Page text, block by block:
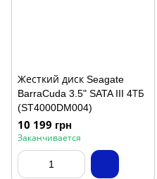
Жесткий диск Seagate
BarraCuda 3.5" SATA III 4ТБ
(ST4000DM004)
10 199 грн
Заканчивается